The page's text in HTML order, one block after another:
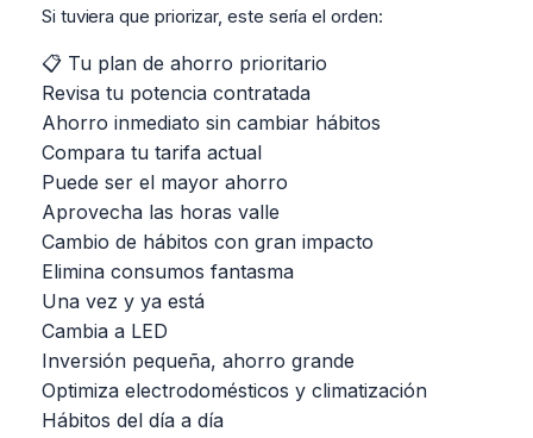
Si tuviera que priorizar, este sería el orden:
📋 Tu plan de ahorro prioritario
Revisa tu potencia contratada
Ahorro inmediato sin cambiar hábitos
Compara tu tarifa actual
Puede ser el mayor ahorro
Aprovecha las horas valle
Cambio de hábitos con gran impacto
Elimina consumos fantasma
Una vez y ya está
Cambia a LED
Inversión pequeña, ahorro grande
Optimiza electrodomésticos y climatización
Hábitos del día a día